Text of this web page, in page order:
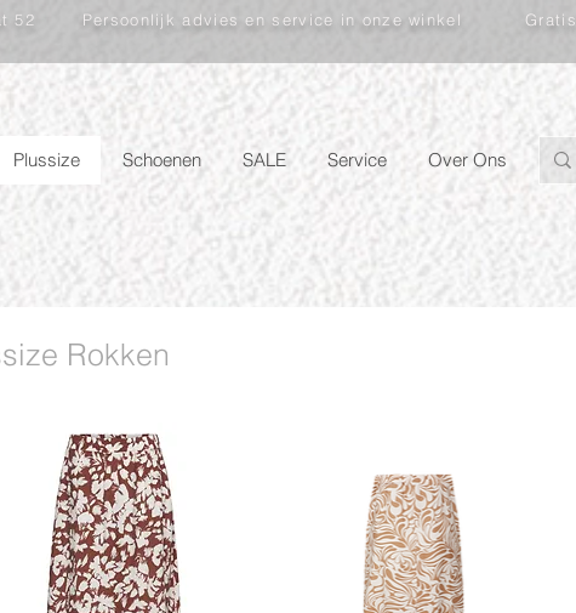
52 Persoonlijk advies en service in onze winkel
Plussize Schoenen SALE Service Over Ons
Rokken